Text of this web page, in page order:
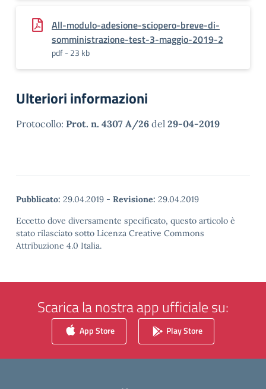
All-modulo-adesione-sciopero-breve-di-
somministrazione-test-3-maggio-2019-2
pdf - 23 kb
Ulteriori informazioni
Protocollo: Prot. n. 4307 A/26 del 29-04-2019
Pubblicato: 29.04.2019 - Revisione: 29.04.2019
Eccetto dove diversamente specificato, questo articolo è
stato rilasciato sotto Licenza Creative Commons
Attribuzione 4.0 Italia.
Scarica la nostra app ufficiale su:
App Store Play Store